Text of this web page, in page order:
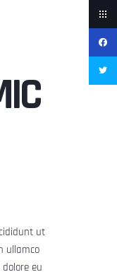
ut
ullamco
eu